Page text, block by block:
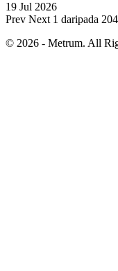
19 Jul 2026
Prev Next 1 daripada 204
© 2026 - Metrum. All